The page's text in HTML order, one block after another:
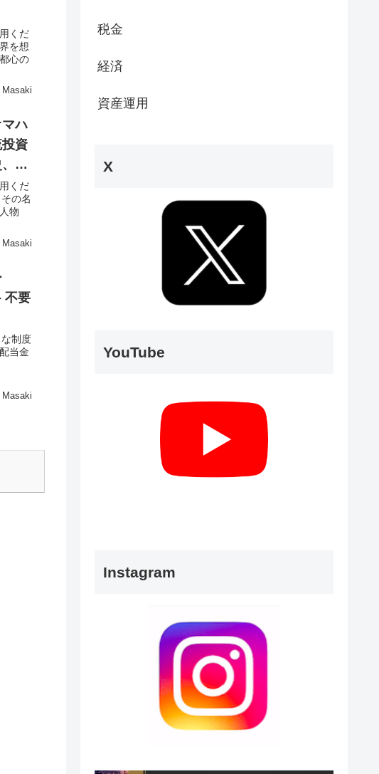
くだ
を想
心の
Masaki
ハ
資
時
ェ
くだ
の名
物
Masaki
不要
制度
当金
Masaki
税金
経済
資産運用
X
YouTube
Instagram